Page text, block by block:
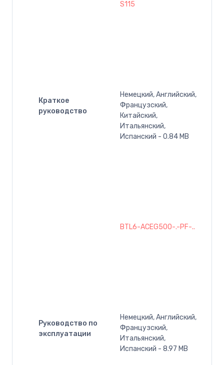
Краткое
руководство
S115
Немецкий, Английский,
Французский,
Китайский,
Итальянский,
Испанский - 0.84 MB
Руководство по
эксплуатации
BTL6-ACEG500-.-PF-..
Немецкий, Английский,
Французский,
Итальянский,
Испанский - 8.97 MB